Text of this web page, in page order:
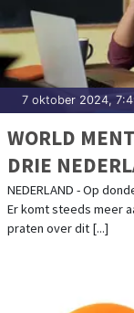
7 oktober 2024,
WORLD
DRIE
MENTALE
NEDERLAND - Op
Er komt steeds meer
praten over dit [...]